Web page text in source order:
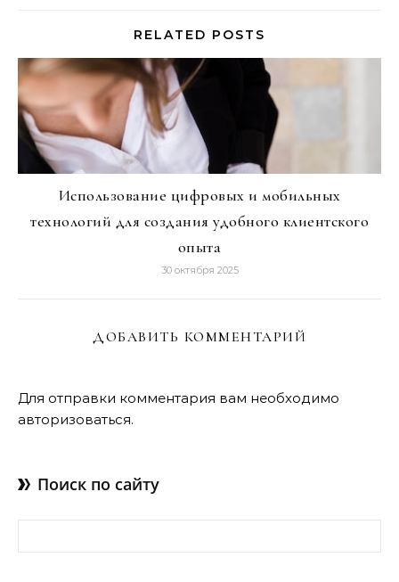
RELATED POSTS
Использование цифровых и мобильных
технологий для создания удобного клиентского
опыта
30 октября 2025
ДОБАВИТЬ КОММЕНТАРИЙ
Для отправки комментария вам необходимо
авторизоваться.
Поиск по сайту